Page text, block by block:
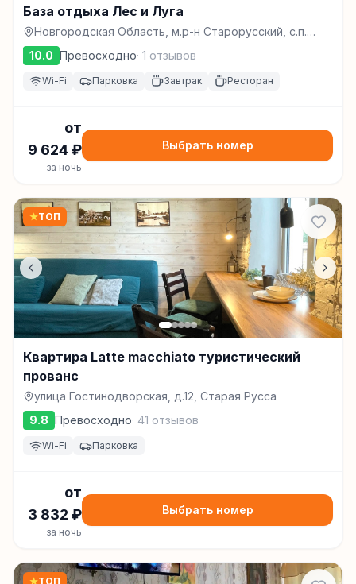
База отдыха Лес и Луга
Новгородская Область, м.р-н Старорусский, с.п.
Ивановское, з/у 4/11л, Старая Русса
10.0 Превосходно· 1 отзывов
Wi-Fi Парковка Завтрак Ресторан
от
9 624 ₽
за ночь
Выбрать номер
★ТОП
Квартира Latte macchiato туристический
прованс
улица Гостинодворская, д.12, Старая Русса
9.8 Превосходно· 41 отзывов
Wi-Fi Парковка
от
3 832 ₽
за ночь
Выбрать номер
★ТОП